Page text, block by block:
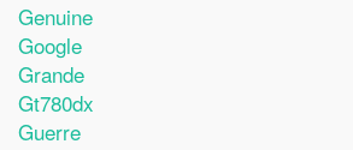
Genuine
Google
Grande
Gt780dx
Guerre